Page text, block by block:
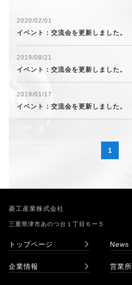
2020/02/01
イベント：交流会を更新しました。
2019/08/21
イベント：交流会を更新しました。
2019/01/17
イベント：交流会を更新しました。
1
菱工産業株式会社
三重県津市あのつ台１丁目６ー５
トップページ News
企業情報 営業所